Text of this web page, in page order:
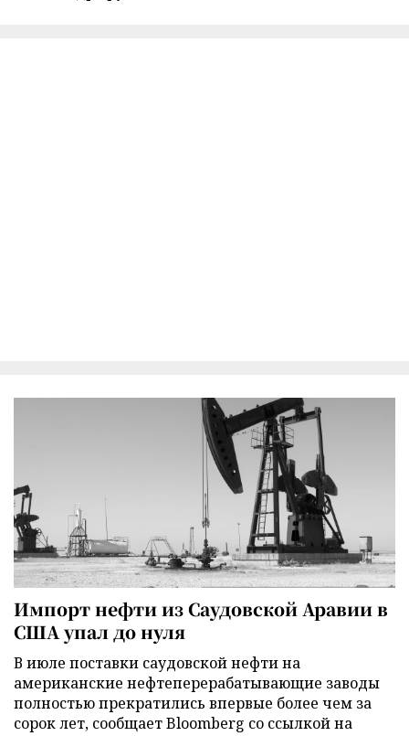
Импорт нефти из Саудовской Аравии в
США упал до нуля
В июле поставки саудовской нефти на
американские нефтеперерабатывающие заводы
полностью прекратились впервые более чем за
сорок лет, сообщает Bloomberg со ссылкой на